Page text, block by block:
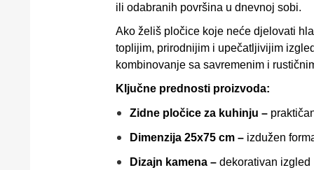
ili odabranih površina u dnevnoj sobi.
Ako želiš pločice koje neće djelovati
toplijim, prirodnijim i upečatljivijim
kombinovanje sa savremenim i
Ključne prednosti proizvoda:
Zidne pločice za kuhinju –
Dimenzija 25x75 cm –izdužen
Dizajn kamena –dekorativan izgled